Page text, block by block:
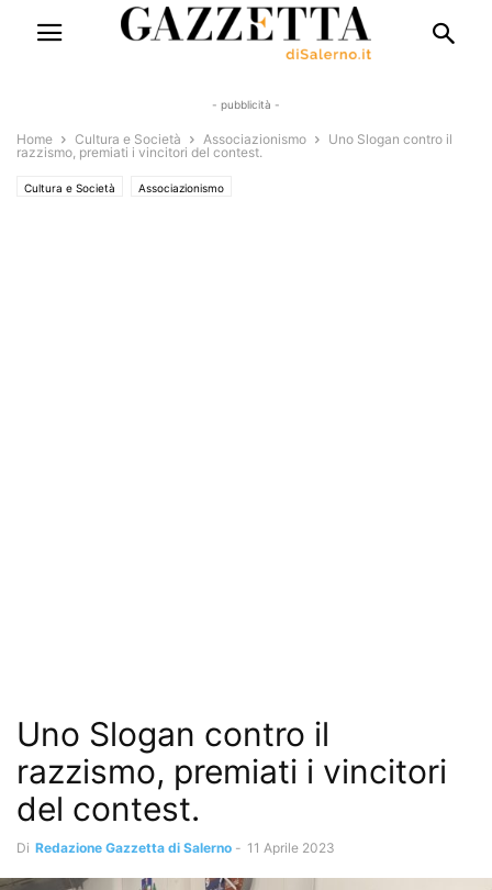
- pubblicità -
Home Cultura e Società Associazionismo
Uno Slogan contro il
razzismo, premiati i vincitori del contest.
Cultura e Società Associazionismo
Uno Slogan contro il
razzismo, premiati i vincitori
del contest.
Di Redazione Gazzetta di Salerno - 11 Aprile 2023